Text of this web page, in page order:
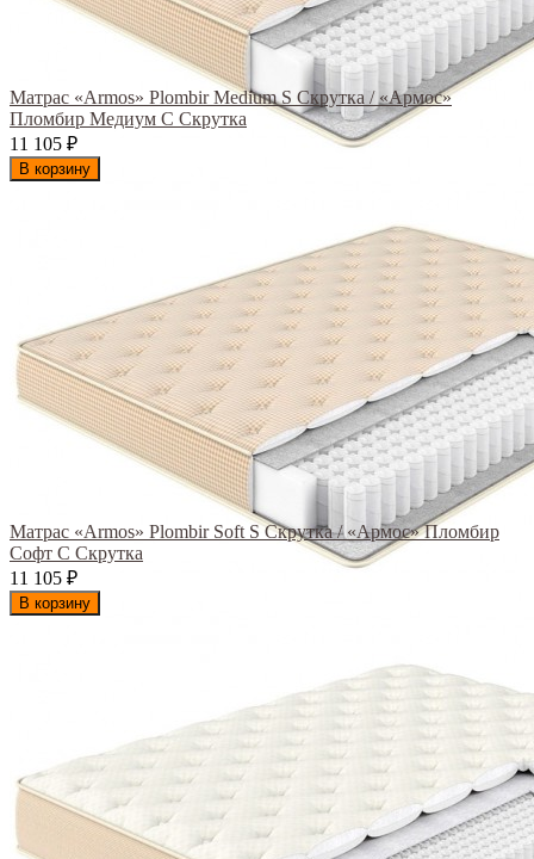
Матрас «Armos» Plombir Medium S Скрутка / «Армос»
Пломбир Медиум С Скрутка
11 105 ₽
В корзину
Матрас «Armos» Plombir Soft S Скрутка / «Армос» Пломбир
Софт С Скрутка
11 105 ₽
В корзину